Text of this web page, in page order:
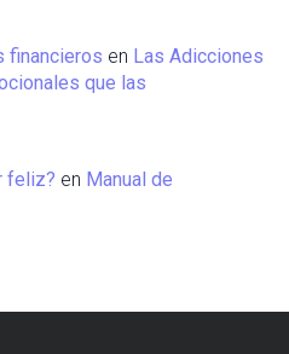
financieros en Las Adicciones
que las
feliz? en Manual de